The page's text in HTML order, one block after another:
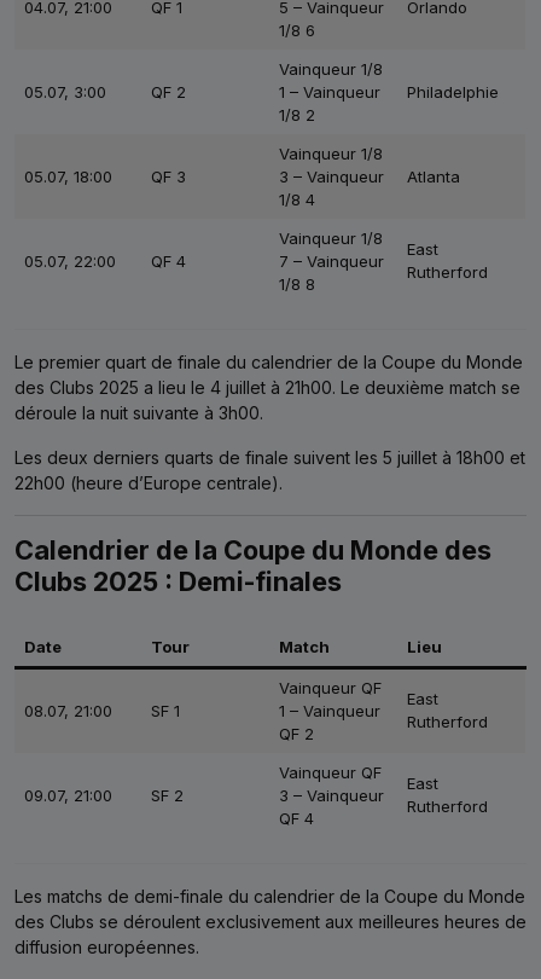
04.07, 21:00 QF 1
5 – Vainqueur
1/8 6
Orlando
05.07, 3:00 QF 2
Vainqueur 1/8
1 – Vainqueur
1/8 2
Philadelphie
05.07, 18:00 QF 3
Vainqueur 1/8
3 – Vainqueur
1/8 4
Atlanta
05.07, 22:00 QF 4
Vainqueur 1/8
7 – Vainqueur
1/8 8
East
Rutherford
Le premier quart de finale du calendrier de la Coupe du Monde
des Clubs 2025 a lieu le 4 juillet à 21h00. Le deuxième match se
déroule la nuit suivante à 3h00.
Les deux derniers quarts de finale suivent les 5 juillet à 18h00 et
22h00 (heure d’Europe centrale).
Calendrier de la Coupe du Monde des
Clubs 2025 : Demi-finales
Date Tour Match Lieu
08.07, 21:00 SF 1
Vainqueur QF
1 – Vainqueur
QF 2
East
Rutherford
09.07, 21:00 SF 2
Vainqueur QF
3 – Vainqueur
QF 4
East
Rutherford
Les matchs de demi-finale du calendrier de la Coupe du Monde
des Clubs se déroulent exclusivement aux meilleures heures de
diffusion européennes.